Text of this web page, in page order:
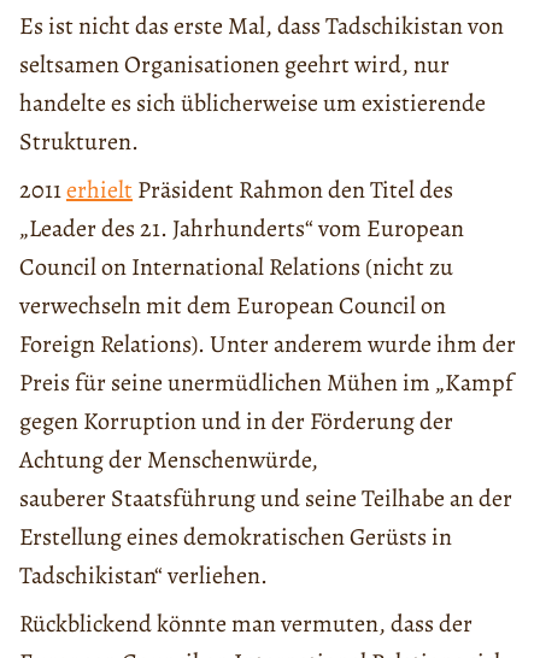
Es ist nicht das erste Mal, dass Tadschikistan von
seltsamen Organisationen geehrt wird, nur
handelte es sich üblicherweise um existierende
Strukturen.
2011erhieltPräsident Rahmon den Titel des
„Leader des 21. Jahrhunderts“ vom European
Council on International Relations (nicht zu
verwechseln mit dem European Council on
Foreign Relations). Unter anderem wurde ihm der
Preis für seine unermüdlichen Mühen im „Kampf
gegen Korruption und in der Förderung der
Achtung der Menschenwürde,
sauberer Staatsführung und seine Teilhabe an der
Erstellung eines demokratischen Gerüsts in
Tadschikistan“ verliehen.
Rückblickend könnte man vermuten, dass der